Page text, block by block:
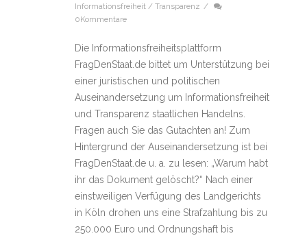
Informationsfreiheit / Transparenz /
0Kommentare
Die Informationsfreiheitsplattform
FragDenStaat.de bittet um Unterstützung bei
einer juristischen und politischen
Auseinandersetzung um Informationsfreiheit
und Transparenz staatlichen Handelns.
Fragen auch Sie das Gutachten an! Zum
Hintergrund der Auseinandersetzung ist bei
FragDenStaat.de u. a. zu lesen: „Warum habt
ihr das Dokument gelöscht?“ Nach einer
einstweiligen Verfügung des Landgerichts
in Köln drohen uns eine Strafzahlung bis zu
250.000 Euro und Ordnungshaft bis